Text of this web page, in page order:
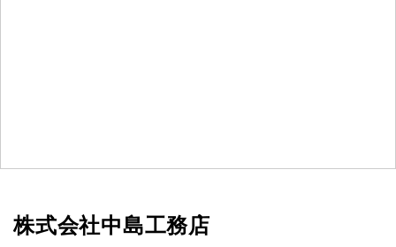
株式会社中島工務店